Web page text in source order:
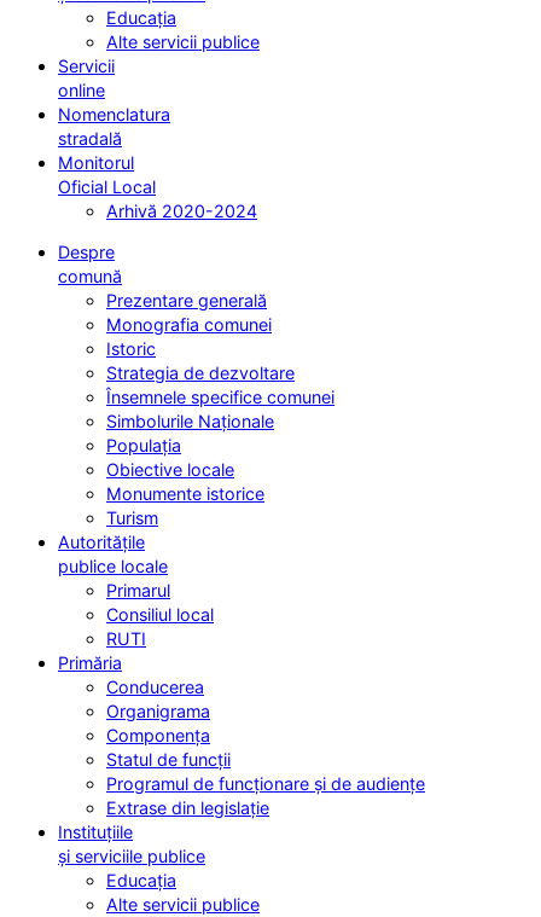
Educația
Alte servicii publice
Servicii
online
Nomenclatura
stradală
Monitorul
Oficial Local
Arhivă 2020-2024
Despre
comună
Prezentare generală
Monografia comunei
Istoric
Strategia de dezvoltare
Însemnele specifice comunei
Simbolurile Naționale
Populația
Obiective locale
Monumente istorice
Turism
Autoritățile
publice locale
Primarul
Consiliul local
RUTI
Primăria
Conducerea
Organigrama
Componența
Statul de funcții
Programul de funcționare și de audiențe
Extrase din legislație
Instituțiile
și serviciile publice
Educația
Alte servicii publice